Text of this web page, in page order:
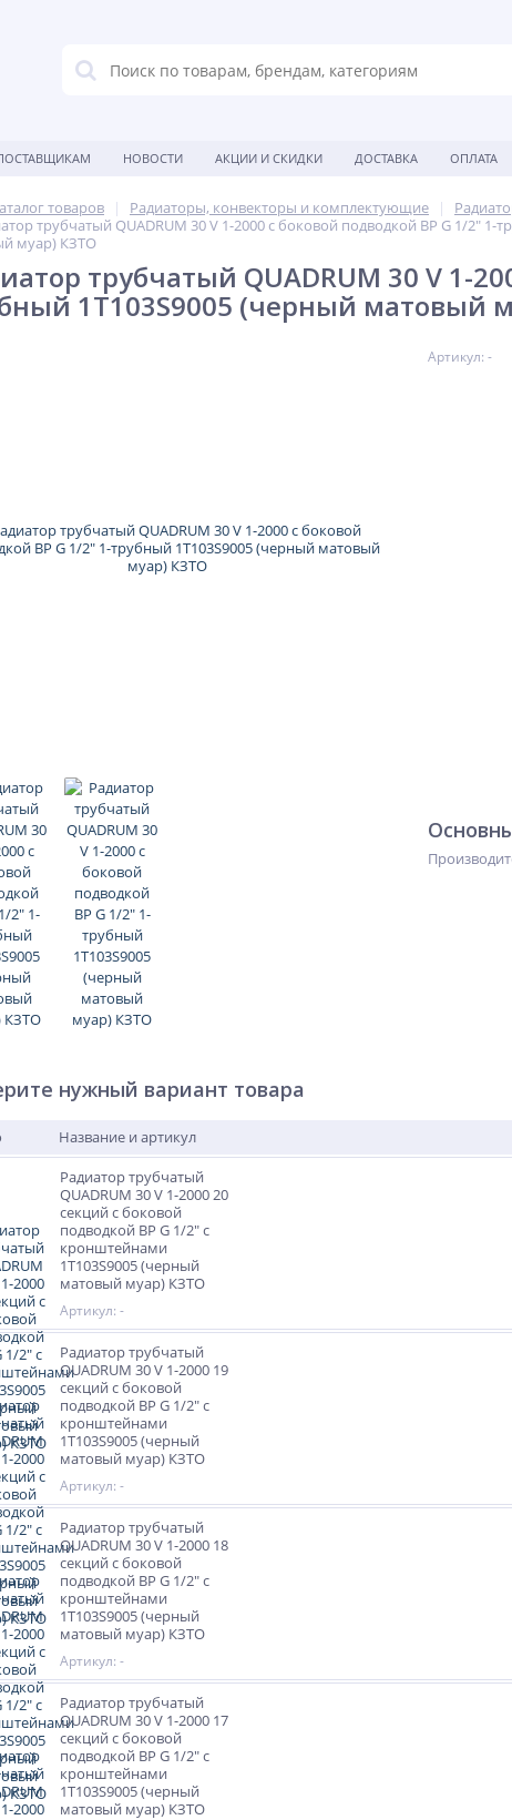
НОВОСТИ АКЦИИ И СКИДКИ ДОСТАВКА ОПЛАТА
товаров Радиаторы, конвекторы и комплектующие
трубчатый QUADRUM 30 V 1-2000 с боковой подводкой ВР G 1/2" 1-
муар) КЗТО
трубчатый QUADRUM 30 V 1-
1T103S9005 (черный матовый
Артикул: -
нужный вариант товара
Название и артикул
Радиатор трубчатый
QUADRUM 30 V 1-2000 20
секций с боковой
подводкой ВР G 1/2" с
кронштейнами
1T103S9005 (черный
матовый муар) КЗТО
Артикул: -
Радиатор трубчатый
QUADRUM 30 V 1-2000 19
секций с боковой
подводкой ВР G 1/2" с
кронштейнами
1T103S9005 (черный
матовый муар) КЗТО
Артикул: -
Радиатор трубчатый
QUADRUM 30 V 1-2000 18
секций с боковой
подводкой ВР G 1/2" с
кронштейнами
1T103S9005 (черный
матовый муар) КЗТО
Артикул: -
Радиатор трубчатый
QUADRUM 30 V 1-2000 17
секций с боковой
подводкой ВР G 1/2" с
кронштейнами
1T103S9005 (черный
матовый муар) КЗТО